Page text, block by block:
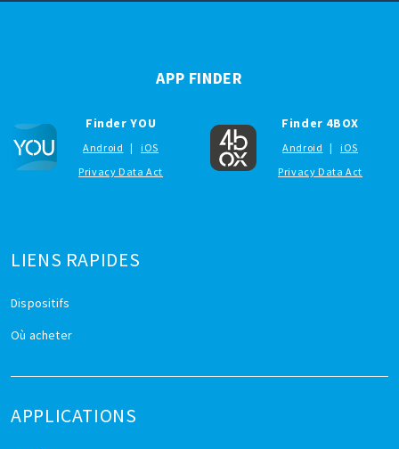
LIENS RAPIDES
Dispositifs
Où acheter
APPLICATIONS
APP FINDER
Finder YOU
Android |
iOS
Privacy Data Act
Finder 4BOX
Android |
iOS
Privacy Data Act